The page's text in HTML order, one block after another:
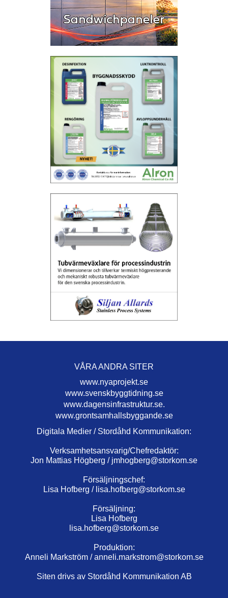
VÅRA ANDRA SITER
www.nyaprojekt.se
www.svenskbyggtidning.se
www.dagensinfrastruktur.se.
www.grontsamhallsbyggande.se
Digitala Medier / Stordåhd Kommunikation:
Verksamhetsansvarig/Chefredaktör:
Jon Mattias Högberg / jmhogberg@storkom.se
Försäljningschef:
Lisa Hofberg / lisa.hofberg@storkom.se
Försäljning:
Lisa Hofberg
lisa.hofberg@storkom.se
Produktion:
Anneli Markström / anneli.markstrom@storkom.se
Siten drivs av Stordåhd Kommunikation AB